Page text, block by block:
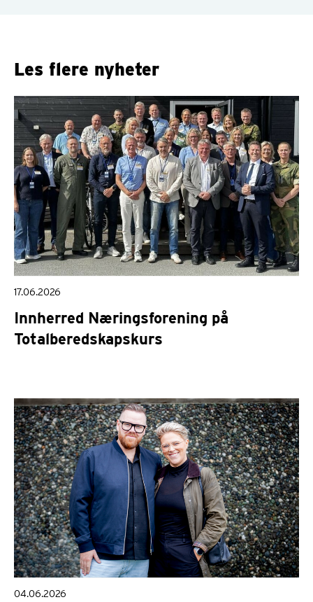
Les flere nyheter
17.06.2026
Innherred Næringsforening på
Totalberedskapskurs
04.06.2026